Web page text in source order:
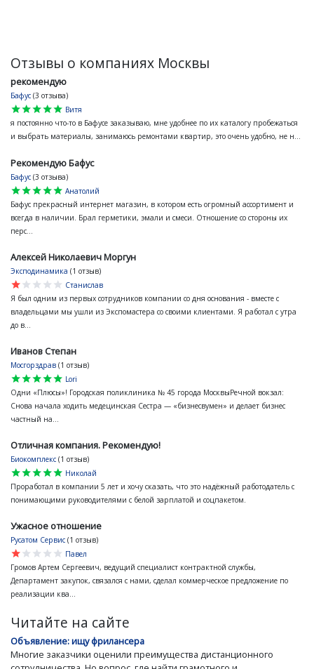
Отзывы о компаниях Москвы
рекомендую
Бафус (3 отзыва)
star
star
star
star
star
Витя
я постоянно что-то в Бафусе заказываю, мне удобнее по их каталогу пробежаться
и выбрать материалы, занимаюсь ремонтами квартир, это очень удобно, не н...
Рекомендую Бафус
Бафус (3 отзыва)
star
star
star
star
star
Анатолий
Бафус прекрасный интернет магазин, в котором есть огромный ассортимент и
всегда в наличии. Брал герметики, эмали и смеси. Отношение со стороны их
перс...
Алексей Николаевич Моргун
Эксподинамика (1 отзыв)
star
star
star
star
star
Станислав
Я был одним из первых сотрудников компании со дня основания - вместе с
владельцами мы ушли из Экспомастера со своими клиентами. Я работал с утра
до в...
Иванов Степан
Мосгорздрав (1 отзыв)
star
star
star
star
star
Lori
Одни «Плюсы»! Городская поликлиника № 45 города МосквыРечной вокзал:
Снова начала ходить медецинская Сестра — «бизнесвумен» и делает бизнес
частный на...
Отличная компания. Рекомендую!
Биокомплекс (1 отзыв)
star
star
star
star
star
Николай
Проработал в компании 5 лет и хочу сказать, что это надёжный работодатель с
понимающими руководителями с белой зарплатой и соцпакетом.
Ужасное отношение
Русатом Сервис (1 отзыв)
star
star
star
star
star
Павел
Громов Артем Сергеевич, ведущий специалист контрактной службы,
Департамент закупок, связался с нами, сделал коммерческое предложение по
реализации ква...
Читайте на сайте
Объявление: ищу фрилансера
Многие заказчики оценили преимущества дистанционного